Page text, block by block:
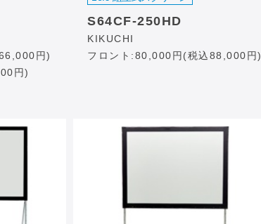
円)
円)
S64CF-250HD
KIKUCHI
フロント:80,000円(税込88,000円)